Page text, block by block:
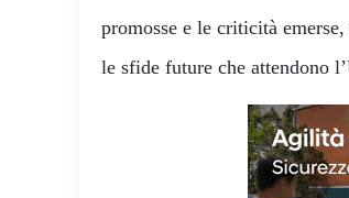
promosse e le criticità
le sfide future che attendono